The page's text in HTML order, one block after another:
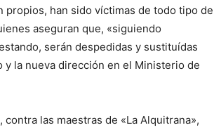
han sido víctimas de todo tipo de
aseguran que, «siguiendo
serán despedidas y sustituídas
y la nueva dirección en el Ministerio de
las maestras de «La Alquitrana»,